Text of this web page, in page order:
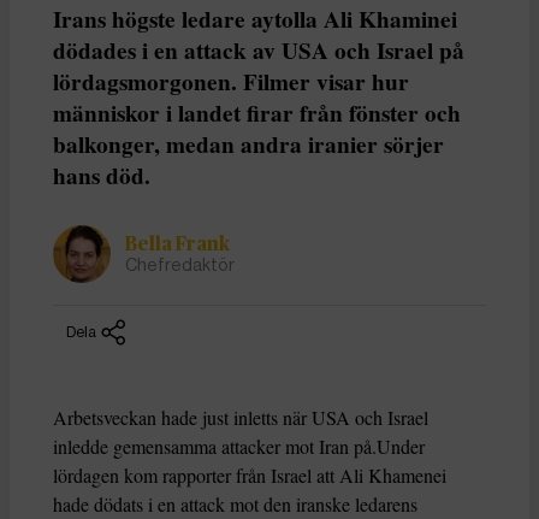
Irans högste ledare aytolla Ali Khaminei
dödades i en attack av USA och Israel på
lördagsmorgonen. Filmer visar hur
människor i landet firar från fönster och
balkonger, medan andra iranier sörjer
hans död.
Bella Frank
Chefredaktör
Dela
Arbetsveckan hade just inletts när USA och Israel
inledde gemensamma attacker mot Iran på.Under
lördagen kom rapporter från Israel att Ali Khamenei
hade dödats i en attack mot den iranske ledarens